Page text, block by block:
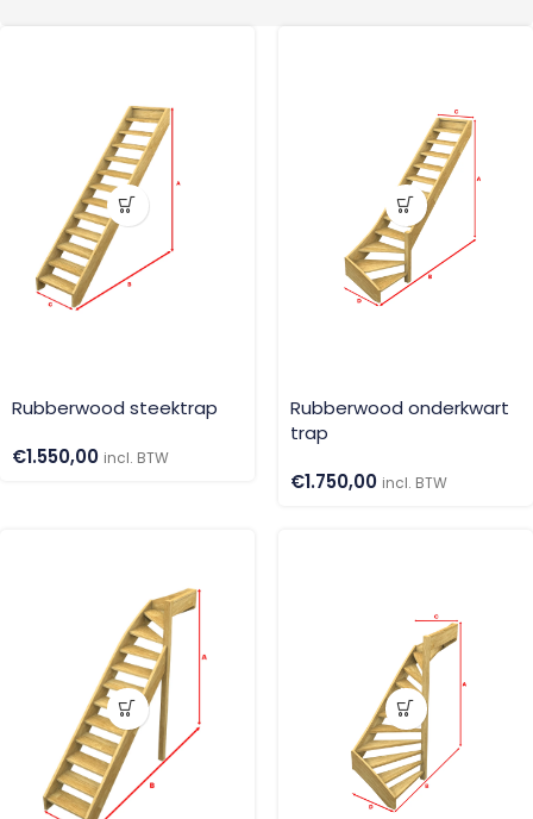
Rubberwood steektrap
€1.550,00 incl. BTW
Rubberwood onderkwart
trap
€1.750,00 incl. BTW